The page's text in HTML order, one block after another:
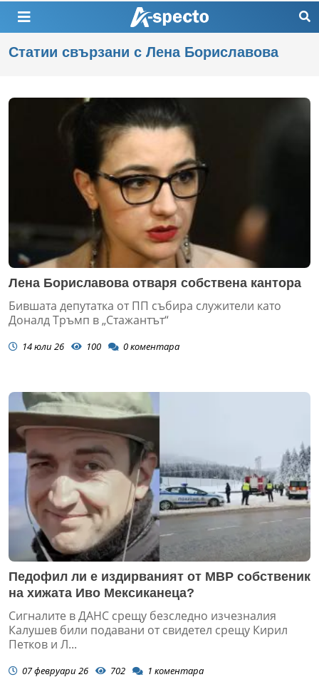
Статии свързани с Лена Бориславова
Лена Бориславова отваря собствена кантора
Бившата депутатка от ПП събира служители като
Доналд Тръмп в „Стажантът“
14 юли 26 100 0коментара
Педофил ли е издирваният от МВР собственик
на хижата Иво Мексиканеца?
Сигналите в ДАНС срещу безследно изчезналия
Калушев били подавани от свидетел срещу Кирил
Петков и Л...
07 февруари 26 702 1 коментара